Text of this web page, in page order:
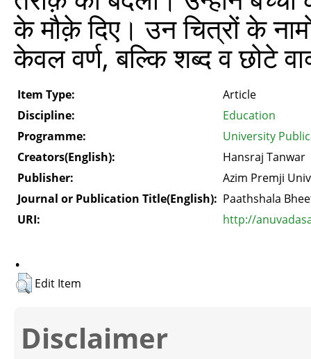
के मौक़े दिए। उन चित्रों के
केवल वर्ण, बल्कि शब्द व छोटे
Item Type:
Article
Discipline:
Education
Programme:
University
Creators(English):
Hansraj Tanwar
Publisher:
Azim Premji
Journal or Publication Title(English): Paathshala
URI:
http://
.
Edit Item
Disclaimer